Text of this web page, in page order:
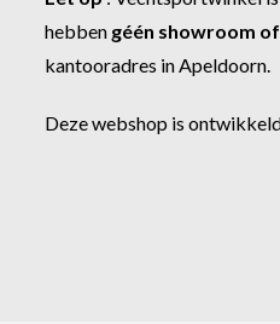
hebben géén showroom
kantooradres in Apeldoorn.
Deze webshop is